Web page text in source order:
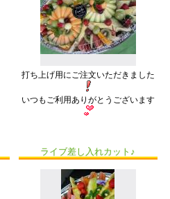
打ち上げ用にご注文いただきました
いつもご利用ありがとうございます
ライブ差し入れカット♪